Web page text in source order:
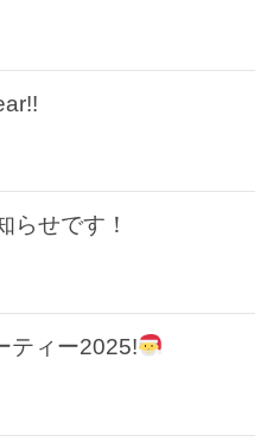
らせです！
ティー2025!